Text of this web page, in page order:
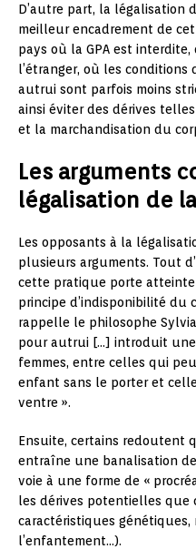
D’autre part, la légalisation
meilleur encadrement de
pays où la GPA est
l’étranger, où les
autrui sont parfois moins
ainsi éviter des dérives
et la marchandisation du
Les arguments
légalisation de la
Les opposants à la
plusieurs arguments. Tout
cette pratique porte
principe d’indisponibilité du
rappelle le philosophe
pour autrui […] introduit
femmes, entre celles qui
enfant sans le porter et
ventre ».
Ensuite, certains redoutent
entraîne une banalisation
voie à une forme de «
les dérives potentielles que
caractéristiques génétiques,
l’enfantement…).